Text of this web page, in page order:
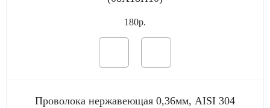
180р.
Проволока нержавеющая 0,36мм, AISI 304